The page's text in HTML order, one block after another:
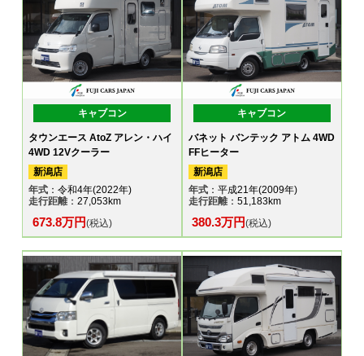
キャブコン
タウンエース AtoZ アレン・ハイ
4WD 12Vクーラー
新潟店
年式 ：令和4年(2022年)
走行距離：27,053km
673.8万円(税込)
キャブコン
バネット バンテック アトム 4WD
FFヒーター
新潟店
年式：平成21年(2009年)
走行距離：51,183km
380.3万円(税込)